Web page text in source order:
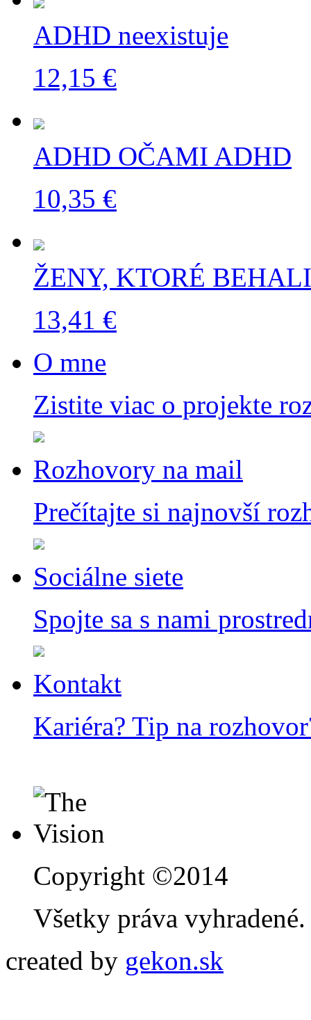
ADHD neexistuje
12,15 €
ADHD OČAMI ADHD
10,35 €
ŽENY, KTORÉ
13,41 €
O mne
Zistite viac o projekte
Rozhovory na mail
Prečítajte si najnovší
Sociálne siete
Spojte sa s nami
Kontakt
Kariéra? Tip na
Copyright ©2014
Všetky práva vyhradené.
created by gekon.sk